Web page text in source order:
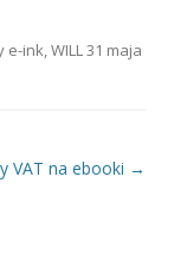
e-ink WILL 31 maja
VAT na ebooki →